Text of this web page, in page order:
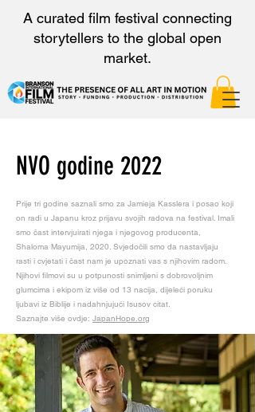
A curated film festival connecting
storytellers to the global open
market.
NVO godine 2022
Prije tri godine saznali smo za Jamieja Kasslera i posao koji
on radi u Japanu kroz prijavu svojih radova na festival. Imali
smo čast intervjuirati njega i njegovog producenta,
Shaloma Mayumija, 2020. Svjedočili smo da nastavljaju
rasti i cvjetati i čast nam je upoznati vas s njihovim radom.
Njihovi filmovi su u potpunosti snimljeni s dobrovoljnim
glumcima i ekipom iz više od 13 nacija, dijeleći poruku
ljubavi iz Biblije i nadahnjujući Isusov citat.
Saznajte više ovdje: JapanHope.org